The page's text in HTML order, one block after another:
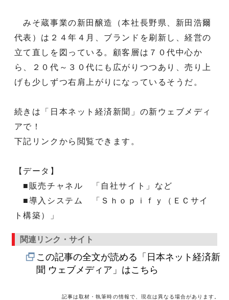
みそ蔵事業の新田醸造（本社長野県、新田浩爾
代表）は２４年４月、ブランドを刷新し、経営の
立て直しを図っている。顧客層は７０代中心か
ら、２０代～３０代にも広がりつつあり、売り上
げも少しずつ右肩上がりになっているそうだ。
続きは「日本ネット経済新聞」の新ウェブメディ
アで！
下記リンクから閲覧できます。
【データ】
■販売チャネル 「自社サイト」など
■導入システム 「Ｓｈｏｐｉｆｙ（ＥＣサイ
ト構築）」
関連リンク・サイト
この記事の全文が読める「日本ネット経済新
聞 ウェブメディア」はこちら
記事は取材・執筆時の情報で、現在は異なる場合があります。